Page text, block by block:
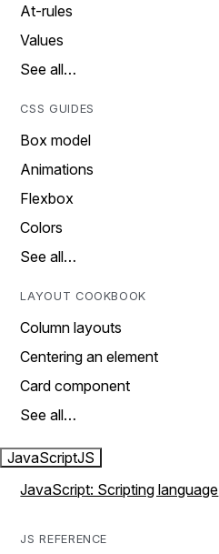
At-rules
Values
See all…
CSS GUIDES
Box model
Animations
Flexbox
Colors
See all…
LAYOUT COOKBOOK
Column layouts
Centering an element
Card component
See all…
JavaScriptJS
JavaScript: Scripting language
JS REFERENCE